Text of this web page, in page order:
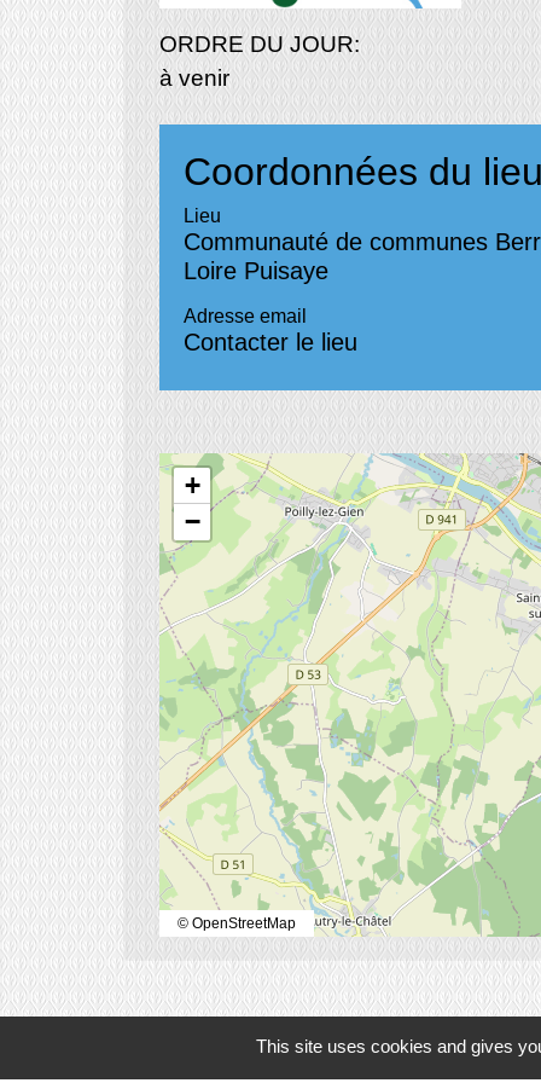
ORDRE DU JOUR:
à venir
Coordonnées du lieu
Lieu
Communauté de communes
Loire Puisaye
Adresse email
Contacter le lieu
+
−
© OpenStreetMap
This site uses cookies and gives